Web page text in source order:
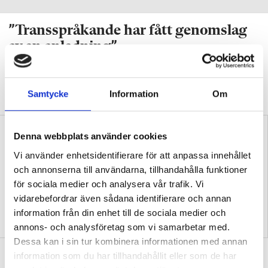
Samtycke Information Om
Denna webbplats använder cookies
Vi använder enhetsidentifierare för att anpassa innehållet
och annonserna till användarna, tillhandahålla funktioner
för sociala medier och analysera vår trafik. Vi
vidarebefordrar även sådana identifierare och annan
information från din enhet till de sociala medier och
annons- och analysföretag som vi samarbetar med.
Dessa kan i sin tur kombinera informationen med annan
information som du har tillhandahållit eller som de har
”Transspråkande har fått genomslag
av en anledning”
DEBATT
stämpla transspråkande som en ”trend” eller
”slogan”.
Samtida konflikter kan
fördjupa kunskaper i
Replik: Transspråkande
uppfattas ofta som en
slogan
Debatt: Mardröm att många elever